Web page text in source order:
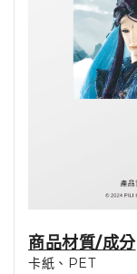
商品材質/成分
卡紙、PET